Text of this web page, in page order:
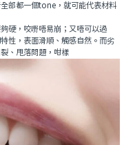
部都一個tone，就可能代表材料
硬，咬嘢唔易崩；又唔可以過
性，表面滑順、觸感自然。而劣
、甩落問題，咁樣